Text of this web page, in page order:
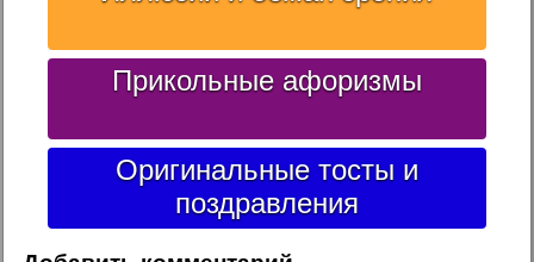
Прикольные афоризмы
Оригинальные тосты и
поздравления